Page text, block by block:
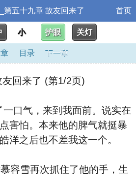
第五十九章 故友回来了 首页
小 护眼 关灯
章 目录 下一章
回来了 (第1/2页)
气，来到我面前。说实在
害怕。本来他的脾气就挺暴
洋之后也不差我这一个。
雪再次抓住了他的手，生